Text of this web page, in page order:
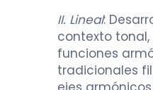
II. Lineal:
contexto
funciones
tradicionales